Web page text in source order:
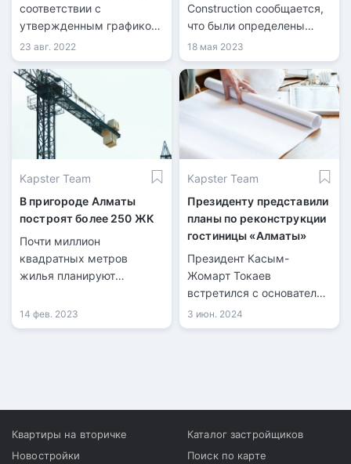
соответствии с
утвержденным графиком
завершение
строительства БАКАД
ожидается в конце 2024
года.
23 авг. 2022
Construction сообщается,
что были определены
победители конкурса на
строительство
комфортных школ в
Казахстане.
18 мая 2023
Kapster Team
В пригороде Алматы
построят более 250 ЖК
Почти миллион
квадратных метров
жилья планируют
км вокруг Алматы до
2027 года.
14 фев. 2023
Kapster Team
Президенту представили
планы по реконструкции
гостиницы «Алматы»
Президент Касым-
Жомарт Токаев
встретился с основателем
Orbis Kazakhstan
Фаррухом Махмудовым.
3 июн. 2024
Квартиры на вторичке
Новостройки
Каталог застройщиков
Поиск по карте